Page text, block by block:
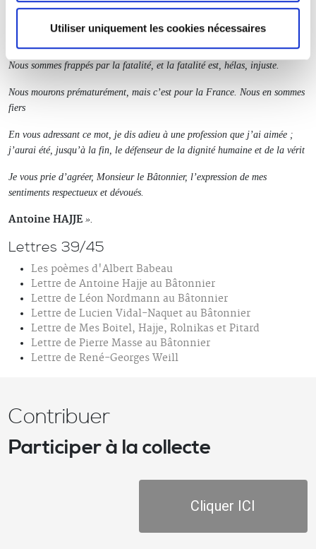
Utiliser uniquement les cookies nécessaires
Nous allons à la mort, satisfaits d’avoir, en toutes circonstances, accompli
notre devoir, tout notre devoir.
Nous sommes frappés par la fatalité, et la fatalité est, hélas, injuste.
Nous mourons prématurément, mais c’est pour la France. Nous en sommes
fiers
En vous adressant ce mot, je dis adieu à une profession que j’ai aimée ;
j’aurai été, jusqu’à la fin, le défenseur de la dignité humaine et de la vérit
Je vous prie d’agréer, Monsieur le Bâtonnier, l’expression de mes
sentiments respectueux et dévoués.
Antoine HAJJE ».
Lettres 39/45
Les poèmes d'Albert Babeau
Lettre de Antoine Hajje au Bâtonnier
Lettre de Léon Nordmann au Bâtonnier
Lettre de Lucien Vidal-Naquet au Bâtonnier
Lettre de Mes Boitel, Hajje, Rolnikas et Pitard
Lettre de Pierre Masse au Bâtonnier
Lettre de René-Georges Weill
Contribuer
Participer à la collecte
Cliquer ICI